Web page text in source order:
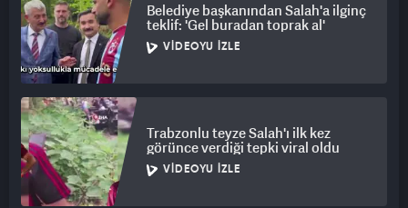
Belediye başkanından Salah'a ilginç
teklif: 'Gel buradan toprak al'
VIDEOYU İZLE
Trabzonlu teyze Salah'ı ilk kez
görünce verdiği tepki viral oldu
VIDEOYU İZLE